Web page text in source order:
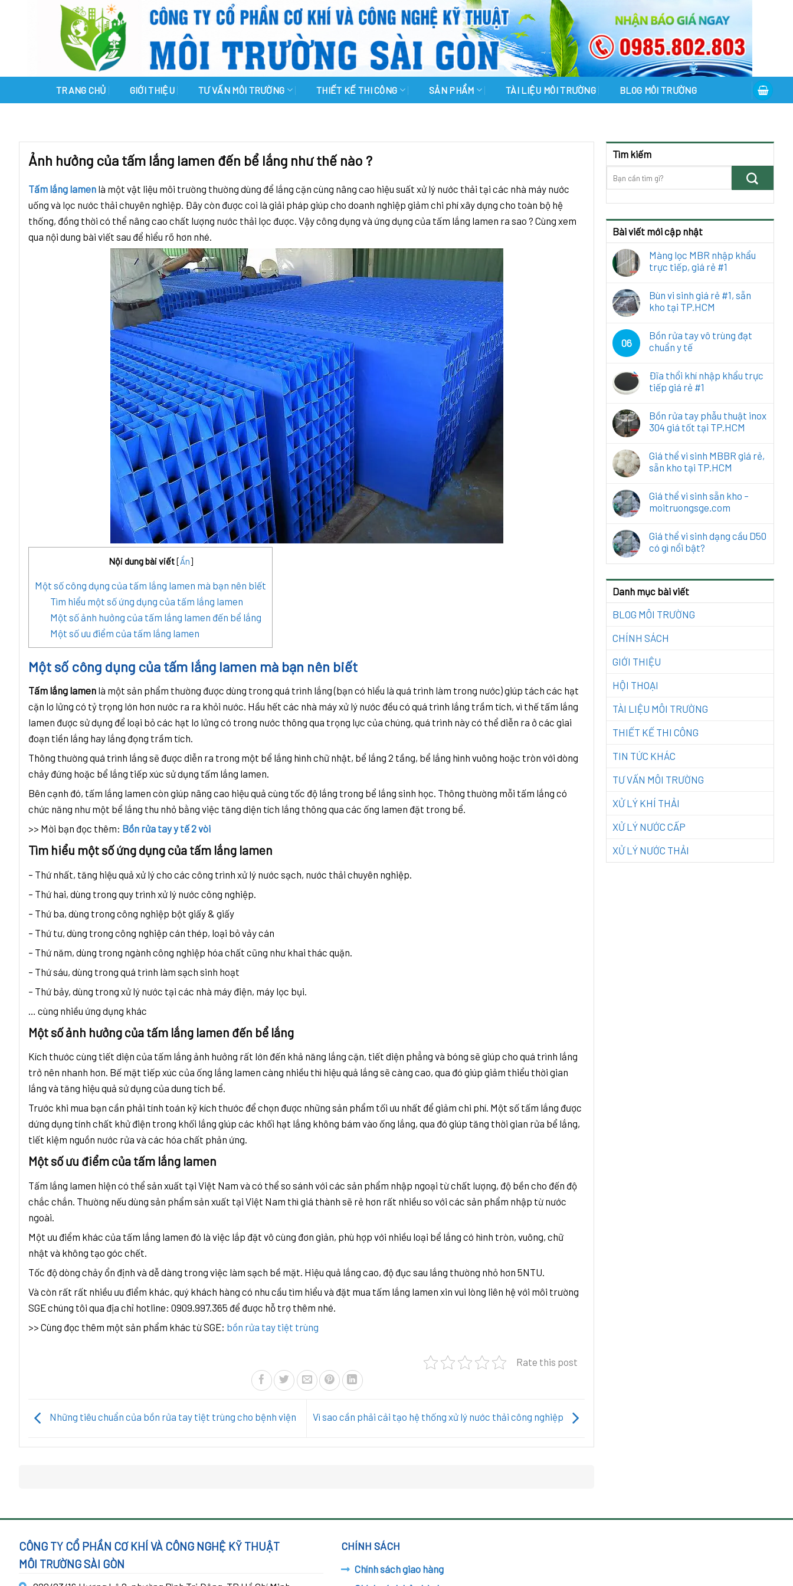
TRANG CHỦ GIỚI THIỆU TƯ VẤN MÔI TRƯỜNG THIẾT KẾ THI CÔNG SẢN PHẨM TÀI LIỆU MÔI TRƯỜNG BLOG MÔI TRƯỜNG
Ảnh hưởng của tấm lắng lamen đến bể lắng như thế nào ?
Tấm lắng lamen là một vật liệu môi trường thường dùng để lắng cặn cùng nâng cao hiệu suất xử lý nước thải tại các nhà máy nước
uống và lọc nước thải chuyên nghiệp. Đây còn được coi là giải pháp giúp cho doanh nghiệp giảm chi phí xây dựng cho toàn bộ hệ
thống, đồng thời có thể nâng cao chất lượng nước thải lọc được. Vậy công dụng và ứng dụng của tấm lắng lamen ra sao ? Cùng xem
qua nội dung bài viết sau để hiểu rõ hơn nhé.
Nội dung bài viết[Ẩn]
Một số công dụng của tấm lắng lamen mà bạn nên biết
Tìm hiểu một số ứng dụng của tấm lắng lamen
Một số ảnh hưởng của tấm lắng lamen đến bể lắng
Một số ưu điểm của tấm lắng lamen
Một số công dụng của tấm lắng lamen mà bạn nên biết
Tấm lắng lamen là một sản phẩm thường được dùng trong quá trình lắng (bạn có hiểu là quá trình làm trong nước) giúp tách các hạt
cặn lơ lửng có tỷ trọng lớn hơn nước ra ra khỏi nước. Hầu hết các nhà máy xử lý nước đều có quá trình lắng trầm tích, vì thế tấm lắng
lamen được sử dụng để loại bỏ các hạt lơ lửng có trong nước thông qua trọng lực của chúng, quá trình này có thể diễn ra ở các giai
đoạn tiền lắng hay lắng đọng trầm tích.
Thông thường quá trình lắng sẽ được diễn ra trong một bể lắng hình chữ nhật, bể lắng 2 tầng, bể lắng hình vuông hoặc tròn với dòng
chảy đứng hoặc bể lắng tiếp xúc sử dụng tấm lắng lamen.
Bên cạnh đó, tấm lắng lamen còn giúp nâng cao hiệu quả cùng tốc độ lắng trong bể lắng sinh học. Thông thường mỗi tấm lắng có
chức năng như một bể lắng thu nhỏ bằng việc tăng diện tích lắng thông qua các ống lamen đặt trong bể.
>> Mời bạn đọc thêm: Bồn rửa tay y tế 2 vòi
Tìm hiểu một số ứng dụng của tấm lắng lamen
– Thứ nhất, tăng hiệu quả xử lý cho các công trình xử lý nước sạch, nước thải chuyên nghiệp.
– Thứ hai, dùng trong quy trình xử lý nước công nghiệp.
– Thứ ba, dùng trong công nghiệp bột giấy & giấy
– Thứ tư, dùng trong công nghiệp cán thép, loại bỏ vảy cán
– Thứ năm, dùng trong ngành công nghiệp hóa chất cũng như khai thác quặn.
– Thứ sáu, dùng trong quá trình làm sạch sinh hoạt
– Thứ bảy, dùng trong xử lý nước tại các nhà máy điện, máy lọc bụi.
… cùng nhiều ứng dụng khác
Một số ảnh hưởng của tấm lắng lamen đến bể lắng
Kích thước cùng tiết diện của tấm lắng ảnh hưởng rất lớn đến khả năng lắng cặn, tiết diện phẳng và bóng sẽ giúp cho quá trình lắng
trở nên nhanh hơn. Bế mặt tiếp xúc của ống lắng lamen càng nhiều thì hiệu quả lắng sẽ càng cao, qua đó giúp giảm thiểu thời gian
lắng và tăng hiệu quả sử dụng của dung tích bể.
Trước khi mua bạn cần phải tính toán kỹ kích thước để chọn được những sản phẩm tối ưu nhất để giảm chi phí. Một số tấm lắng được
dứng dụng tính chất khử điện trong khối lắng giúp các khối hạt lắng không bám vào ống lắng, qua đó giúp tăng thời gian rửa bể lắng,
tiết kiệm nguồn nước rửa và các hóa chất phản ứng.
Một số ưu điểm của tấm lắng lamen
Tấm lắng lamen hiện có thể sản xuất tại Việt Nam và có thể so sánh với các sản phẩm nhập ngoại từ chất lượng, độ bền cho đến độ
chắc chắn. Thường nếu dùng sản phẩm sản xuất tại Việt Nam thì giá thành sẽ rẻ hơn rất nhiều so với các sản phẩm nhập từ nước
ngoài.
Một ưu điểm khác của tấm lắng lamen đó là việc lắp đặt vô cùng đơn giản, phù hợp với nhiều loại bể lắng có hình tròn, vuông, chữ
nhật và không tạo góc chết.
Tốc độ dòng chảy ổn định và dễ dàng trong việc làm sạch bề mặt. Hiệu quả lắng cao, độ đục sau lắng thường nhỏ hơn 5NTU.
Và còn rất rất nhiều ưu điểm khác, quý khách hàng có nhu cầu tìm hiểu và đặt mua tấm lắng lamen xin vui lòng liên hệ với môi trường
SGE chúng tôi qua địa chỉ hotline: 0909.997.365 để được hỗ trợ thêm nhé.
>> Cùng đọc thêm một sản phẩm khác từ SGE: bồn rửa tay tiệt trùng
Rate this post
Những tiêu chuẩn của bồn rửa tay tiệt trùng cho bệnh viện Vì sao cần phải cải tạo hệ thống xử lý nước thải công nghiệp
Tìm kiếm
Bài viết mới cập nhật
Màng lọc MBR nhập khẩu
trực tiếp, giá rẻ #1
Bùn vi sinh giá rẻ #1, sẵn
kho tại TP.HCM
06
Bồn rửa tay vô trùng đạt
chuẩn y tế
Đĩa thổi khí nhập khẩu trực
tiếp giá rẻ #1
Bồn rửa tay phẫu thuật inox
304 giá tốt tại TP.HCM
Giá thể vi sinh MBBR giá rẻ,
sẵn kho tại TP.HCM
Giá thể vi sinh sẵn kho –
moitruongsge.com
Giá thể vi sinh dạng cầu D50
có gì nổi bật?
Danh mục bài viết
BLOG MÔI TRƯỜNG
CHÍNH SÁCH
GIỚI THIỆU
HỘI THOẠI
TÀI LIỆU MÔI TRƯỜNG
THIẾT KẾ THI CÔNG
TIN TỨC KHÁC
TƯ VẤN MÔI TRƯỜNG
XỬ LÝ KHÍ THẢI
XỬ LÝ NƯỚC CẤP
XỬ LÝ NƯỚC THẢI
CÔNG TY CỔ PHẦN CƠ KHÍ VÀ CÔNG NGHỆ KỸ THUẬT
MÔI TRƯỜNG SÀI GÒN
CHÍNH SÁCH
Chính sách giao hàng